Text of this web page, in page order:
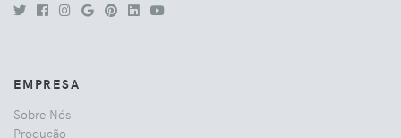
EMPRESA
Sobre Nós
Produção